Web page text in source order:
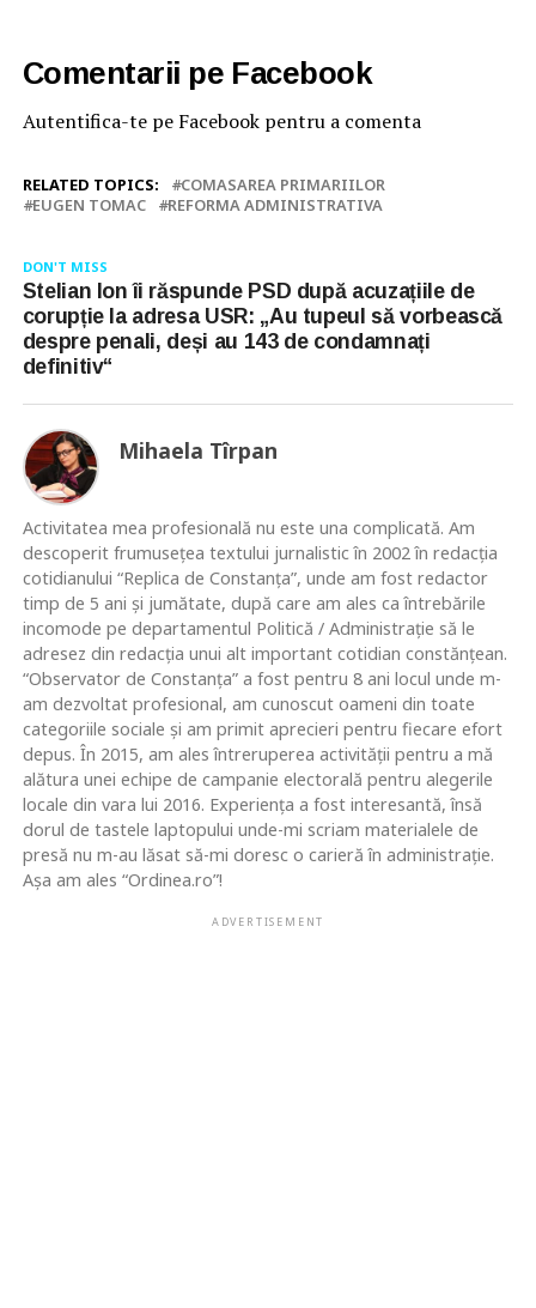
Comentarii pe Facebook
Autentifica-te pe Facebook pentru a comenta
RELATED TOPICS:
COMASAREA PRIMARIILOR
EUGEN TOMAC
REFORMA ADMINISTRATIVA
DON'T MISS
Stelian Ion îi răspunde PSD după acuzațiile de
corupție la adresa USR: „Au tupeul să vorbească
despre penali, deși au 143 de condamnați
definitiv“
Mihaela Tîrpan
Activitatea mea profesională nu este una complicată. Am
descoperit frumusețea textului jurnalistic în 2002 în redacția
cotidianului “Replica de Constanța”, unde am fost redactor
timp de 5 ani și jumătate, după care am ales ca întrebările
incomode pe departamentul Politică / Administrație să le
adresez din redacția unui alt important cotidian constănțean.
“Observator de Constanța” a fost pentru 8 ani locul unde m-
am dezvoltat profesional, am cunoscut oameni din toate
categoriile sociale și am primit aprecieri pentru fiecare efort
depus. În 2015, am ales întreruperea activității pentru a mă
alătura unei echipe de campanie electorală pentru alegerile
locale din vara lui 2016. Experiența a fost interesantă, însă
dorul de tastele laptopului unde-mi scriam materialele de
presă nu m-au lăsat să-mi doresc o carieră în administrație.
Așa am ales “Ordinea.ro”!
ADVERTISEMENT